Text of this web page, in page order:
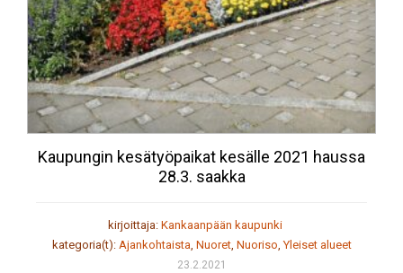
Kaupungin kesätyöpaikat kesälle 2021 haussa
28.3. saakka
kirjoittaja: Kankaanpään kaupunki
kategoria(t): Ajankohtaista, Nuoret, Nuoriso,Yleiset alueet
23.2.2021